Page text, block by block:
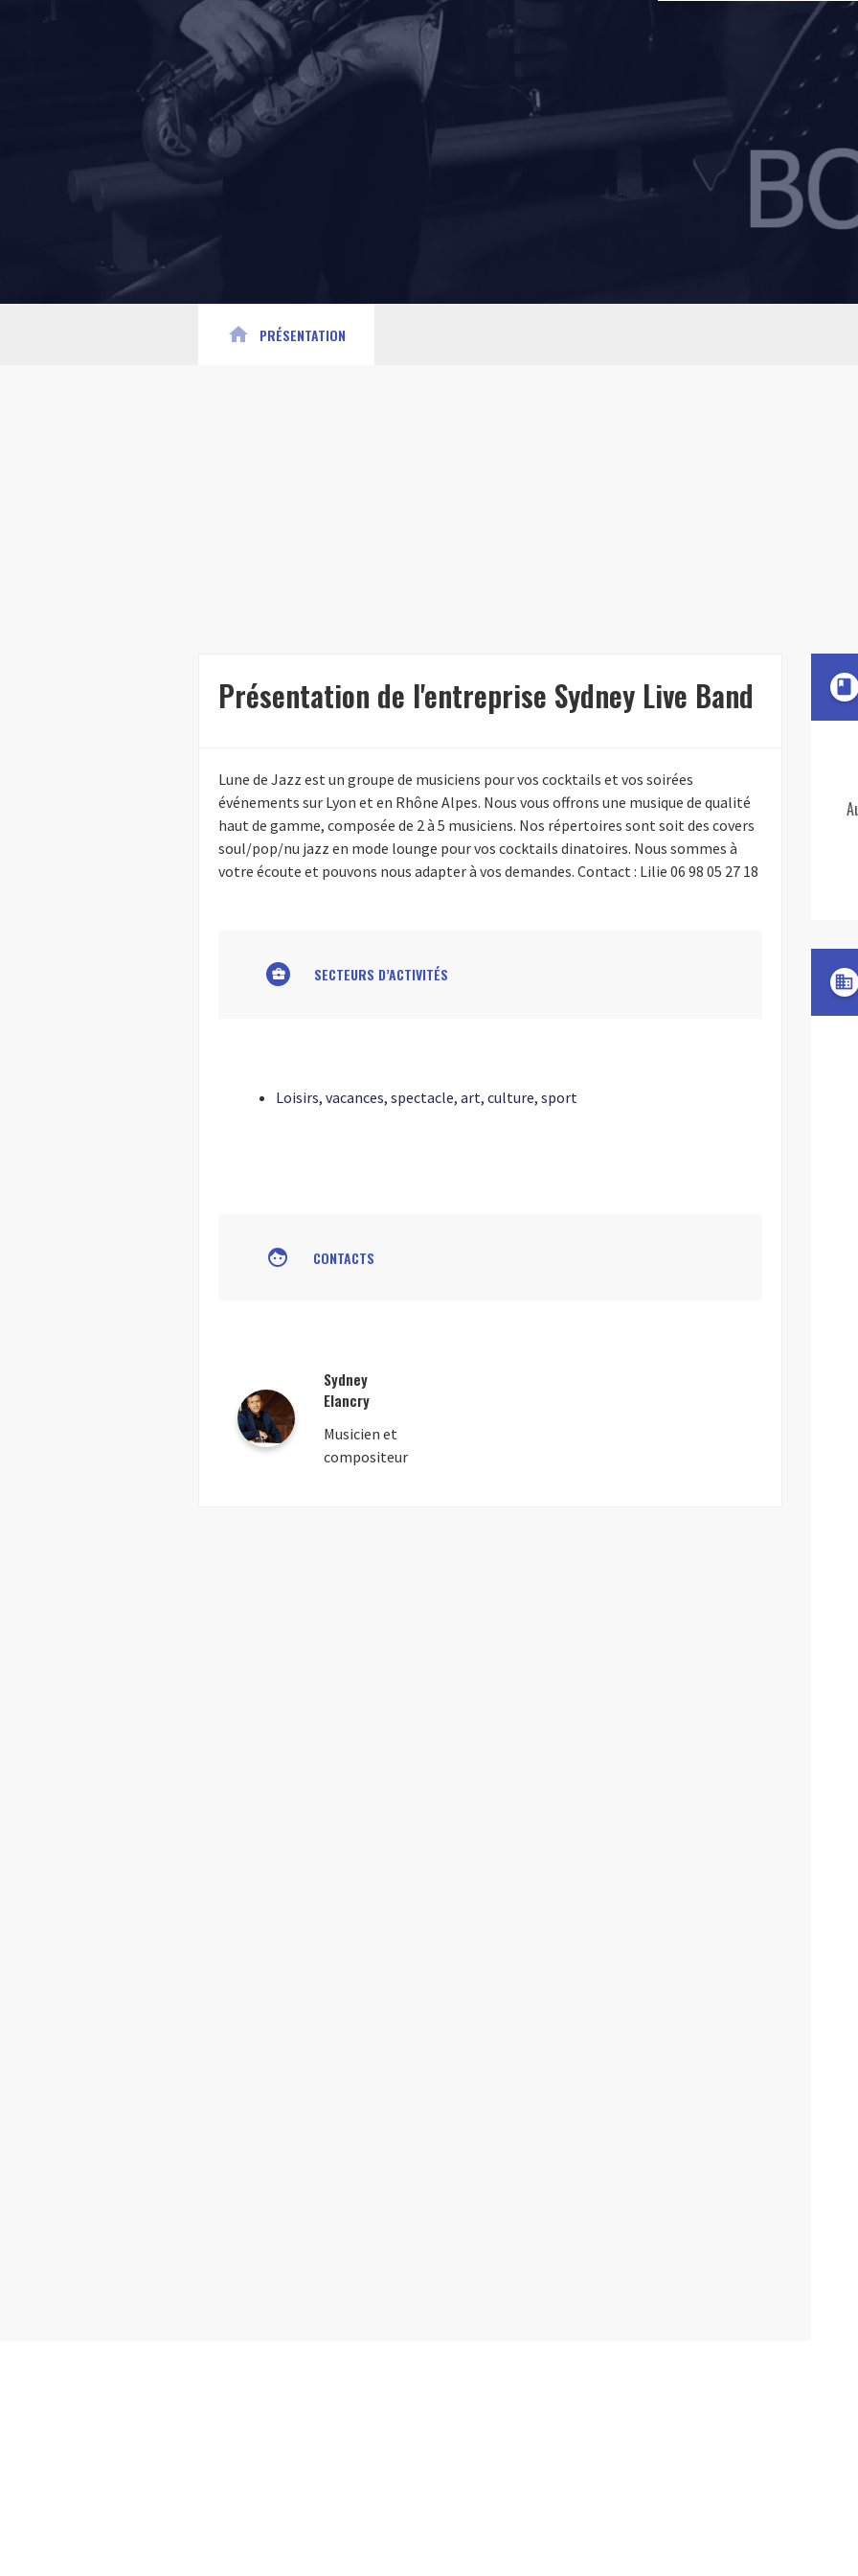
home PRÉSENTATION
Présentation de l'entreprise Sydney Live Band
Lune de Jazz est un groupe de musiciens pour vos cocktails et vos soirées
événements sur Lyon et en Rhône Alpes. Nous vous offrons une musique de qualité
haut de gamme, composée de 2 à 5 musiciens. Nos répertoires sont soit des covers
soul/pop/nu jazz en mode lounge pour vos cocktails dinatoires. Nous sommes à
votre écoute et pouvons nous adapter à vos demandes. Contact : Lilie 06 98 05 27 18
business_center SECTEURS D’ACTIVITÉS
Loisirs, vacances, spectacle, art, culture, sport
face CONTACTS
Sydney
Elancry
Musicien et
compositeur
book
domain